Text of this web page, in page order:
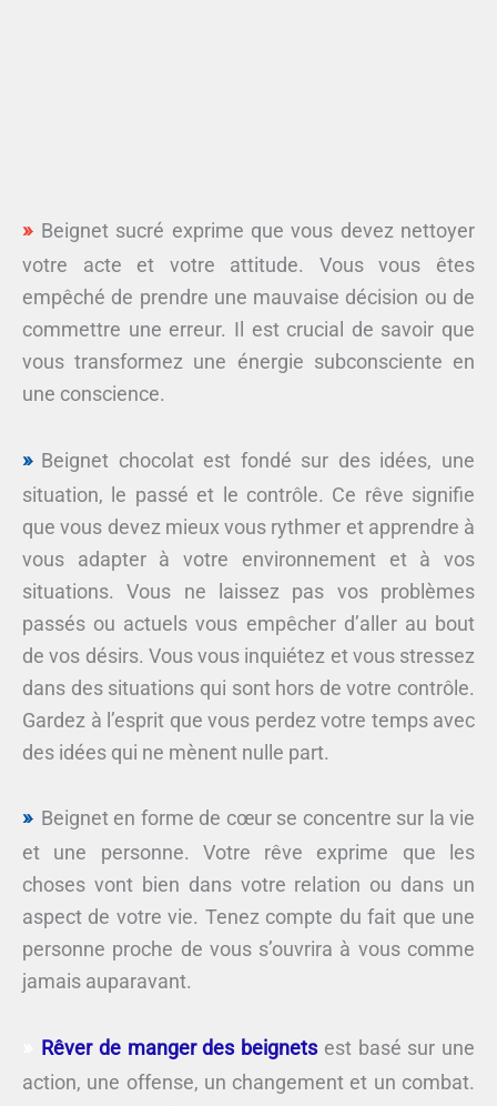
Beignet sucré exprime que vous devez nettoyer
votre acte et votre attitude. Vous vous êtes
empêché de prendre une mauvaise décision ou de
commettre une erreur. Il est crucial de savoir que
vous transformez une énergie subconsciente en
une conscience.
Beignet chocolat est fondé sur des idées, une
situation, le passé et le contrôle. Ce rêve signifie
que vous devez mieux vous rythmer et apprendre à
vous adapter à votre environnement et à vos
situations. Vous ne laissez pas vos problèmes
passés ou actuels vous empêcher d’aller au bout
de vos désirs. Vous vous inquiétez et vous stressez
dans des situations qui sont hors de votre contrôle.
Gardez à l’esprit que vous perdez votre temps avec
des idées qui ne mènent nulle part.
Beignet en forme de cœur se concentre sur la vie
et une personne. Votre rêve exprime que les
choses vont bien dans votre relation ou dans un
aspect de votre vie. Tenez compte du fait que une
personne proche de vous s’ouvrira à vous comme
jamais auparavant.
Rêver de manger des beignetsest basé sur une
action, une offense, un changement et un combat.